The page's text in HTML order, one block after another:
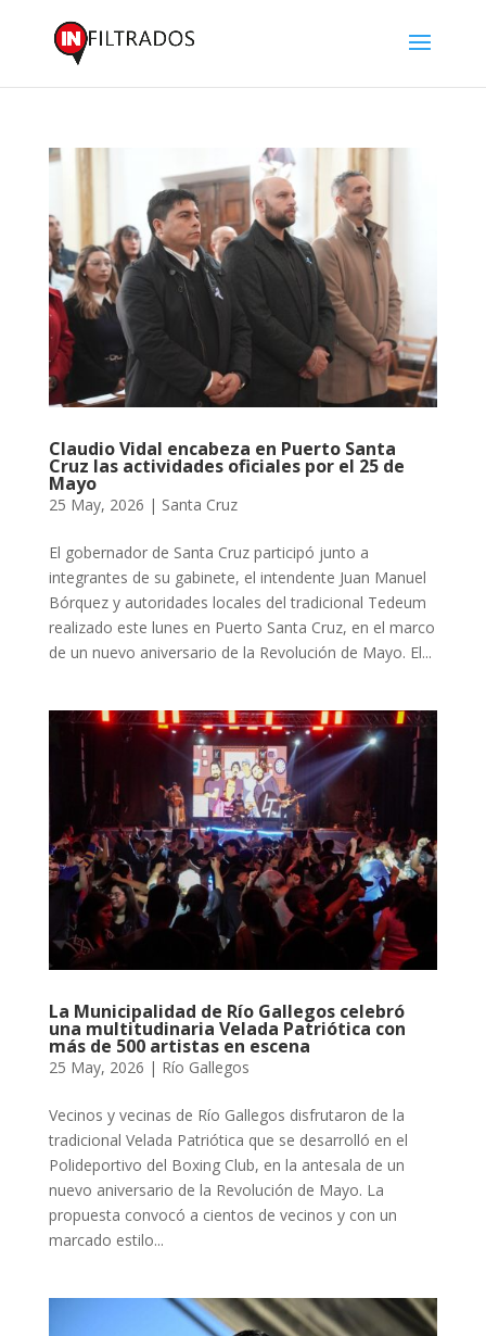
Claudio Vidal encabeza en Puerto Santa
Cruz las actividades oficiales por el 25 de
Mayo
25 May, 2026 | Santa Cruz
El gobernador de Santa Cruz participó junto a
integrantes de su gabinete, el intendente Juan Manuel
Bórquez y autoridades locales del tradicional Tedeum
realizado este lunes en Puerto Santa Cruz, en el marco
de un nuevo aniversario de la Revolución de Mayo. El...
La Municipalidad de Río Gallegos celebró
una multitudinaria Velada Patriótica con
más de 500 artistas en escena
25 May, 2026 | Río Gallegos
Vecinos y vecinas de Río Gallegos disfrutaron de la
tradicional Velada Patriótica que se desarrolló en el
Polideportivo del Boxing Club, en la antesala de un
nuevo aniversario de la Revolución de Mayo. La
propuesta convocó a cientos de vecinos y con un
marcado estilo...